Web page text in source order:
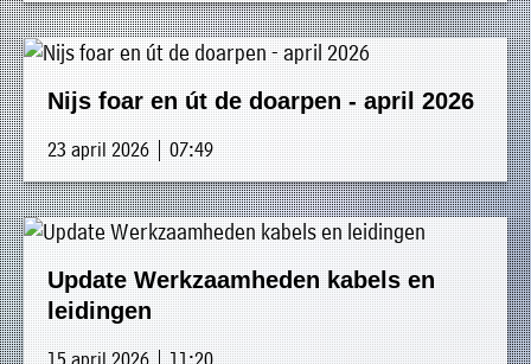
Nijs foar en út de doarpen - april 2026
23 april 2026 | 07:49
Update Werkzaamheden kabels en
leidingen
15 april 2026 | 11:20